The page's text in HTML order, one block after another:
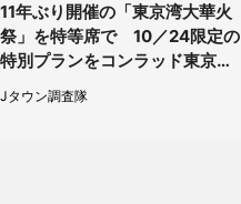
11年ぶり開催の「東京湾大華火
祭」を特等席で 10／24限定の
特別プランをコンラッド東京が
販売【8／3～10／16】
Jタウン調査隊